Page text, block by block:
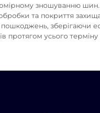
зношуванню шин.
та покриття
пошкоджень, зберігаючи
протягом усього